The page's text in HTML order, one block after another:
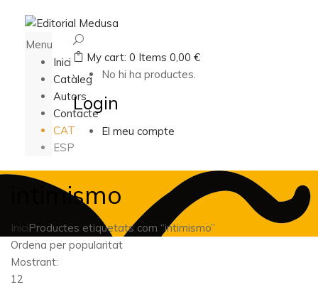
Menu
Inici
Catàleg
Autors
Contacte
CAT
ESP
My cart: 0 Items 0,00 €
No hi ha productes.
Login
El meu compte
intimismo
IniciProductes etiquetats com “intimismo”
Ordena per popularitat
Mostrant:
12